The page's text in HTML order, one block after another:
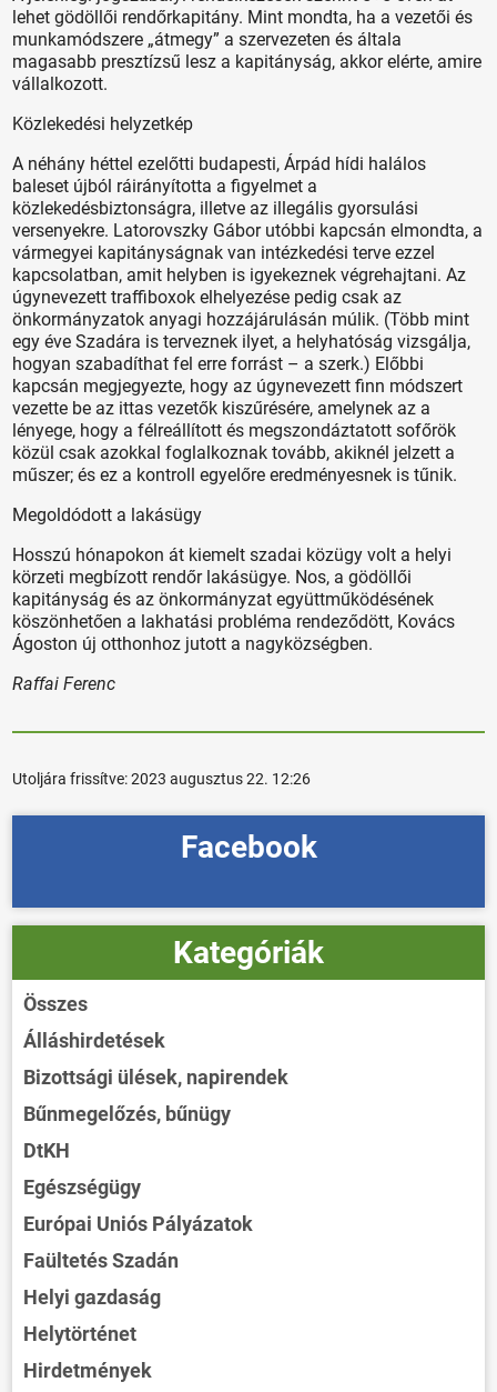
lehet gödöllői rendőrkapitány. Mint mondta, ha a vezetői és
munkamódszere „átmegy” a szervezeten és általa
magasabb presztízsű lesz a kapitányság, akkor elérte, amire
vállalkozott.
Közlekedési helyzetkép
A néhány héttel ezelőtti budapesti, Árpád hídi halálos
baleset újból ráirányította a figyelmet a
közlekedésbiztonságra, illetve az illegális gyorsulási
versenyekre. Latorovszky Gábor utóbbi kapcsán elmondta, a
vármegyei kapitányságnak van intézkedési terve ezzel
kapcsolatban, amit helyben is igyekeznek végrehajtani. Az
úgynevezett traffiboxok elhelyezése pedig csak az
önkormányzatok anyagi hozzájárulásán múlik. (Több mint
egy éve Szadára is terveznek ilyet, a helyhatóság vizsgálja,
hogyan szabadíthat fel erre forrást – a szerk.) Előbbi
kapcsán megjegyezte, hogy az úgynevezett finn módszert
vezette be az ittas vezetők kiszűrésére, amelynek az a
lényege, hogy a félreállított és megszondáztatott sofőrök
közül csak azokkal foglalkoznak tovább, akiknél jelzett a
műszer; és ez a kontroll egyelőre eredményesnek is tűnik.
Megoldódott a lakásügy
Hosszú hónapokon át kiemelt szadai közügy volt a helyi
körzeti megbízott rendőr lakásügye. Nos, a gödöllői
kapitányság és az önkormányzat együttműködésének
köszönhetően a lakhatási probléma rendeződött, Kovács
Ágoston új otthonhoz jutott a nagyközségben.
Raffai Ferenc
Utoljára frissítve:2023 augusztus 22. 12:26
Facebook
Kategóriák
Összes
Álláshirdetések
Bizottsági ülések, napirendek
Bűnmegelőzés, bűnügy
DtKH
Egészségügy
Európai Uniós Pályázatok
Faültetés Szadán
Helyi gazdaság
Helytörténet
Hirdetmények